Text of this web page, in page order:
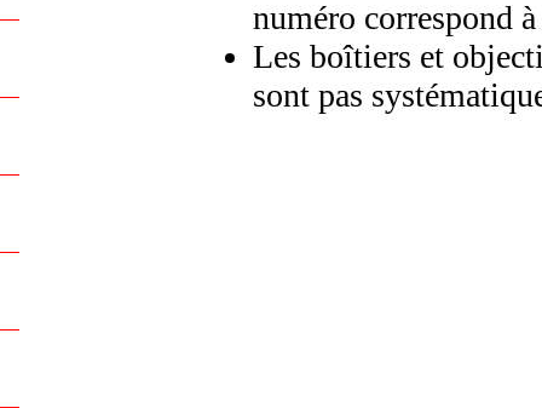
numéro correspond
Les boîtiers et
sont pas